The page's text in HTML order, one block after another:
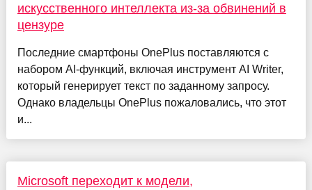
искусственного интеллекта из-за обвинений в
цензуре
Последние смартфоны OnePlus поставляются с
набором AI-функций, включая инструмент AI Writer,
который генерирует текст по заданному запросу.
Однако владельцы OnePlus пожаловались, что этот
и...
Microsoft переходит к модели,